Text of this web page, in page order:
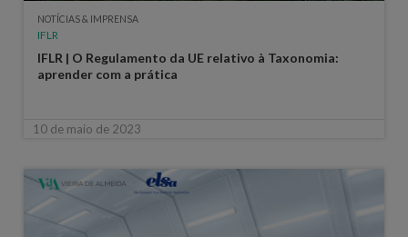
NOTÍCIAS & IMPRENSA
IFLR
IFLR | O Regulamento da UE relativo à Taxonomia:
aprender com a prática
10 de maio de 2023